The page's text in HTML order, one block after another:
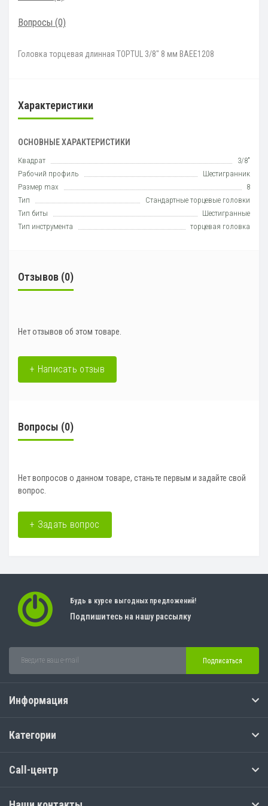
Вопросы (0)
Головка торцевая длинная TOPTUL 3/8" 8 мм BAEE1208
Характеристики
ОСНОВНЫЕ ХАРАКТЕРИСТИКИ
Квадрат
3/8"
Рабочий профиль
Шестигранник
Размер max
8
Тип
Стандартные торцевые головки
Тип биты
Шестигранные
Тип инструмента
торцевая головка
Отзывов (0)
Нет отзывов об этом товаре.
+ Написать отзыв
Вопросы (0)
Нет вопросов о данном товаре, станьте первым и задайте свой
вопрос.
+ Задать вопрос
Будь в курсе выгодных предложений!
Подпишитесь на нашу рассылку
Подписаться
Информация
Категории
Call-центр